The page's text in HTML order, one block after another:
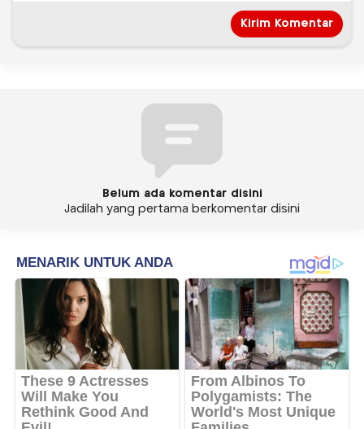
Belum ada komentar disini
Jadilah yang pertama berkomentar disini